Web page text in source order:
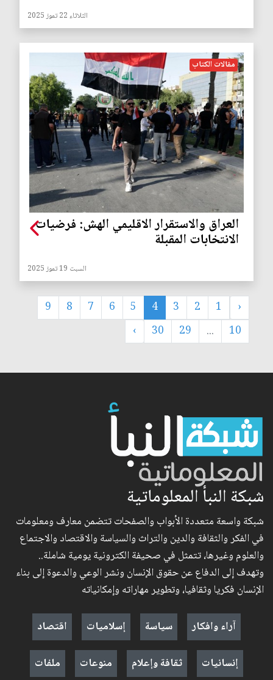
الثلاثاء 22 تموز 2025
مقالات الكتاب
العراق والاستقرار الاقليمي الهش: فرضيات
الانتخابات المقبلة
السبت 19 تموز 2025
‹
1
2
3
4
5
6
7
8
9
10
...
29
30
›
شبكة النبأ المعلوماتية
شبكة واسعة متعددة الأبواب والصفحات تتضمن معارف ومعلومات
في الفكر والثقافة والدين والتراث والسياسة والاقتصاد والاجتماع
والعلوم وغيرها، تتمثل في صحيفة الكترونية يومية شاملة..
وتهدف إلى الدفاع عن حقوق الإنسان ونشر الوعي والدعوة إلى بناء
الإنسان فكريا وثقافيا، وتطوير مهاراته وإمكانياته
آراء وافكار
سياسة إسلاميات
اقتصاد
إنسانيات
ثقافة وإعلام منوعات ملفات